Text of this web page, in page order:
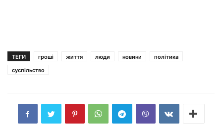
ТЕГИ гроші життя люди новини
політика
суспільство